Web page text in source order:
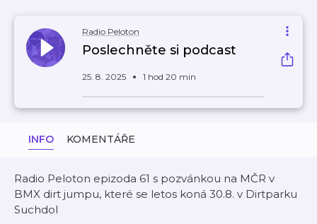
Radio Peloton
Poslechněte si podcast
25. 8. 2025 1 hod 20 min
INFO KOMENTÁŘE
Radio Peloton epizoda 61 s pozvánkou na MČR v
BMX dirt jumpu, které se letos koná 30.8. v Dirtparku
Suchdol